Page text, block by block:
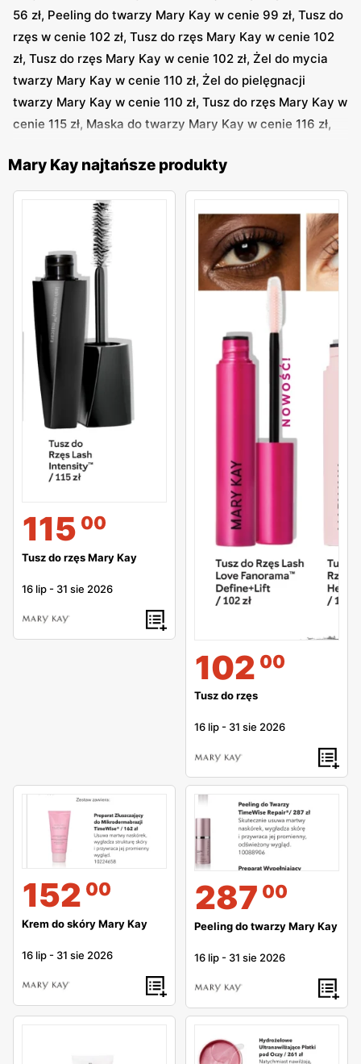
56 zł, Peeling do twarzy Mary Kay w cenie 99 zł, Tusz do
rzęs w cenie 102 zł, Tusz do rzęs Mary Kay w cenie 102
zł, Tusz do rzęs Mary Kay w cenie 102 zł, Żel do mycia
twarzy Mary Kay w cenie 110 zł, Żel do pielęgnacji
twarzy Mary Kay w cenie 110 zł, Tusz do rzęs Mary Kay w
cenie 115 zł, Maska do twarzy Mary Kay w cenie 116 zł,
Mary Kay najtańsze produkty
115 00
Tusz do rzęs Mary Kay
16 lip - 31 sie 2026
102 00
Tusz do rzęs
16 lip - 31 sie 2026
152 00
Krem do skóry Mary Kay
16 lip - 31 sie 2026
287 00
Peeling do twarzy Mary Kay
16 lip - 31 sie 2026